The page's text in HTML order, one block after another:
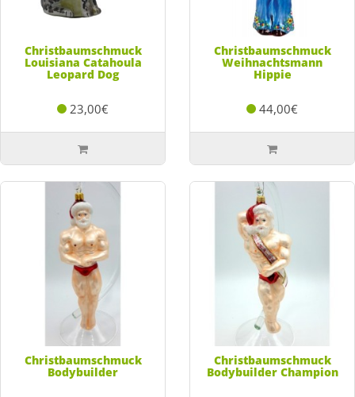
Christbaumschmuck
Louisiana Catahoula
Leopard Dog
23,00€
Christbaumschmuck
Weihnachtsmann
Hippie
44,00€
Christbaumschmuck
Bodybuilder
Christbaumschmuck
Bodybuilder Champion